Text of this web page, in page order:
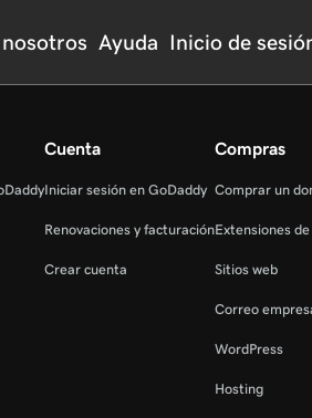
Ayuda Inicio de
Cuenta
Iniciar sesión en GoDaddy
Renovaciones y facturación
Crear cuenta
Compras
Comprar un
Extensiones
Sitios web
Correo
WordPress
Hosting